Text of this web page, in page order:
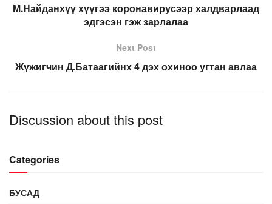
М.Найданхүү хүүгээ коронавирусээр халдварлаад
эдгэсэн гэж зарлалаа
Next Post
Жүжигчин Д.Батаагийнх 4 дэх охиноо угтан авлаа
Discussion about this post
Categories
БУСАД